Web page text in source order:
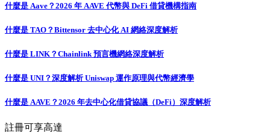
什麼是 Aave？2026 年 AAVE 代幣與 DeFi 借貸機構指南
什麼是 TAO？Bittensor 去中心化 AI 網絡深度解析
什麼是 LINK？Chainlink 預言機網絡深度解析
什麼是 UNI？深度解析 Uniswap 運作原理與代幣經濟學
什麼是 AAVE？2026 年去中心化借貸協議（DeFi）深度解析
註冊可享高達